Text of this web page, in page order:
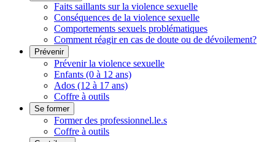
Faits saillants sur la violence sexuelle
Conséquences de la violence sexuelle
Comportements sexuels problématiques
Comment réagir en cas de doute ou de dévoilement?
Prévenir
Prévenir la violence sexuelle
Enfants (0 à 12 ans)
Ados (12 à 17 ans)
Coffre à outils
Se former
Former des professionnel.le.s
Coffre à outils